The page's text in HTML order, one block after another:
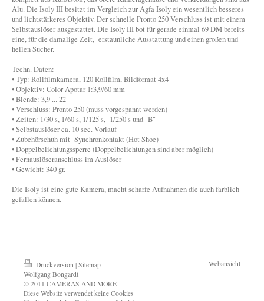
Alu. Die Isoly III besitzt im Vergleich zur Agfa Isoly ein wesentlich besseres
und lichtstärkeres Objektiv. Der schnelle Pronto 250 Verschluss ist mit einem
Selbstauslöser ausgestattet. Die Isoly III bot für gerade einmal 69 DM bereits
eine, für die damalige Zeit, erstaunliche Ausstattung und einen großen und
hellen Sucher.
Techn. Daten:
• Typ: Rollfilmkamera, 120 Rollfilm, Bildformat 4x4
• Objektiv: Color Apotar 1:3,9/60 mm
• Blende: 3,9 ... 22
• Verschluss: Pronto 250 (muss vorgespannt werden)
• Zeiten: 1/30 s, 1/60 s, 1/125 s, 1/250 s und "B"
• Selbstauslöser ca. 10 sec. Vorlauf
• Zubehörschuh mit Synchronkontakt (Hot Shoe)
• Doppelbelichtungssperre (Doppelbelichtungen sind aber möglich)
• Fernauslöseranschluss im Auslöser
• Gewicht: 340 gr.
Die Isoly ist eine gute Kamera, macht scharfe Aufnahmen die auch farblich
gefallen können.
Druckversion | Sitemap
Wolfgang Bongardt
© 2011 CAMERAS AND MORE
Diese Website verwendet keine Cookies
Webansicht